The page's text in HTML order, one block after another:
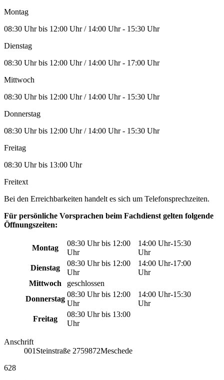
Montag
08:30 Uhr bis 12:00 Uhr / 14:00 Uhr - 15:30 Uhr
Dienstag
08:30 Uhr bis 12:00 Uhr / 14:00 Uhr - 17:00 Uhr
Mittwoch
08:30 Uhr bis 12:00 Uhr / 14:00 Uhr - 15:30 Uhr
Donnerstag
08:30 Uhr bis 12:00 Uhr / 14:00 Uhr - 15:30 Uhr
Freitag
08:30 Uhr bis 13:00 Uhr
Freitext
Bei den Erreichbarkeiten handelt es sich um Telefonsprechzeiten.
Für persönliche Vorsprachen beim Fachdienst gelten folgende
Öffnungszeiten:
Montag
08:30 Uhr bis 12:00
Uhr
14:00 Uhr-15:30
Uhr
Dienstag
08:30 Uhr bis 12:00
Uhr
14:00 Uhr-17:00
Uhr
Mittwoch
geschlossen
Donnerstag
08:30 Uhr bis 12:00
Uhr
14:00 Uhr-15:30
Uhr
Freitag
08:30 Uhr bis 13:00
Uhr
Anschrift
001 Steinstraße 2759872Meschede
628